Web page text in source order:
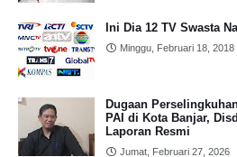
Ini Dia 12 TV Swasta
Minggu, Februari 18, 2018
Dugaan
PAI di Kota Banjar,
Laporan Resmi
Jumat, Februari 27, 2026